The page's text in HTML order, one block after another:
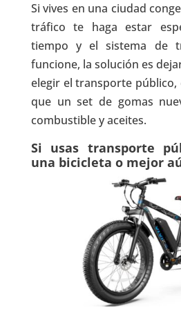
Si vives en una ciudad
tráfico te haga estar
tiempo y el sistema de
funcione, la solución es
elegir el transporte público,
que un set de gomas
combustible y aceites.
Si usas transporte
una bicicleta o mejor